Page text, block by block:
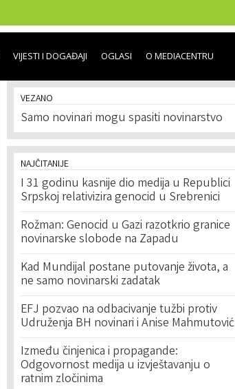
VIJESTI I DOGAĐAJI OGLASI O MEDIACENTRU
VEZANO
Samo novinari mogu spasiti novinarstvo
NAJČITANIJE
I 31 godinu kasnije dio medija u Republici
Srpskoj relativizira genocid u Srebrenici
Rožman: Genocid u Gazi razotkrio granice
novinarske slobode na Zapadu
Kad Mundijal postane putovanje života, a
ne samo novinarski zadatak
EFJ pozvao na odbacivanje tužbi protiv
Udruženja BH novinari i Anise Mahmutović
Između činjenica i propagande:
Odgovornost medija u izvještavanju o
ratnim zločinima